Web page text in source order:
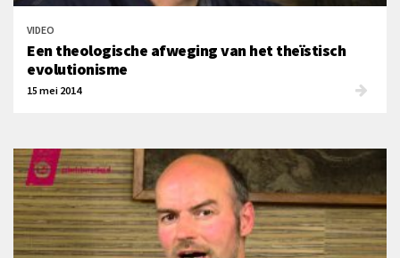
VIDEO
Een theologische afweging van het theïstisch
evolutionisme
15 mei 2014